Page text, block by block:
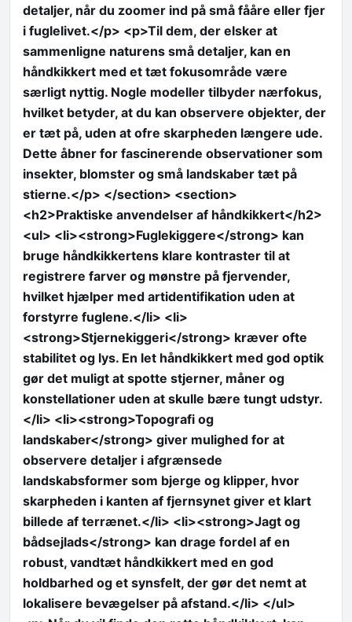
detaljer, når du zoomer ind på små fååre eller fjer
i fuglelivet.</p> <p>Til dem, der elsker at
sammenligne naturens små detaljer, kan en
håndkikkert med et tæt fokusområde være
særligt nyttig. Nogle modeller tilbyder nærfokus,
hvilket betyder, at du kan observere objekter, der
er tæt på, uden at ofre skarpheden længere ude.
Dette åbner for fascinerende observationer som
insekter, blomster og små landskaber tæt på
stierne.</p> </section> <section>
<h2>Praktiske anvendelser af håndkikkert</h2>
<ul> <li><strong>Fuglekiggere</strong> kan
bruge håndkikkertens klare kontraster til at
registrere farver og mønstre på fjervender,
hvilket hjælper med artidentifikation uden at
forstyrre fuglene.</li> <li>
<strong>Stjernekiggeri</strong> kræver ofte
stabilitet og lys. En let håndkikkert med god optik
gør det muligt at spotte stjerner, måner og
konstellationer uden at skulle bære tungt udstyr.
</li> <li><strong>Topografi og
landskaber</strong> giver mulighed for at
observere detaljer i afgrænsede
landskabsformer som bjerge og klipper, hvor
skarpheden i kanten af fjernsynet giver et klart
billede af terrænet.</li> <li><strong>Jagt og
bådsejlads</strong> kan drage fordel af en
robust, vandtæt håndkikkert med en god
holdbarhed og et synsfelt, der gør det nemt at
lokalisere bevægelser på afstand.</li> </ul>